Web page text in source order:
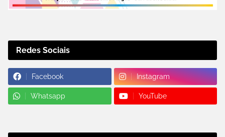
Redes Sociais
Facebook Instagram
Whatsapp YouTube